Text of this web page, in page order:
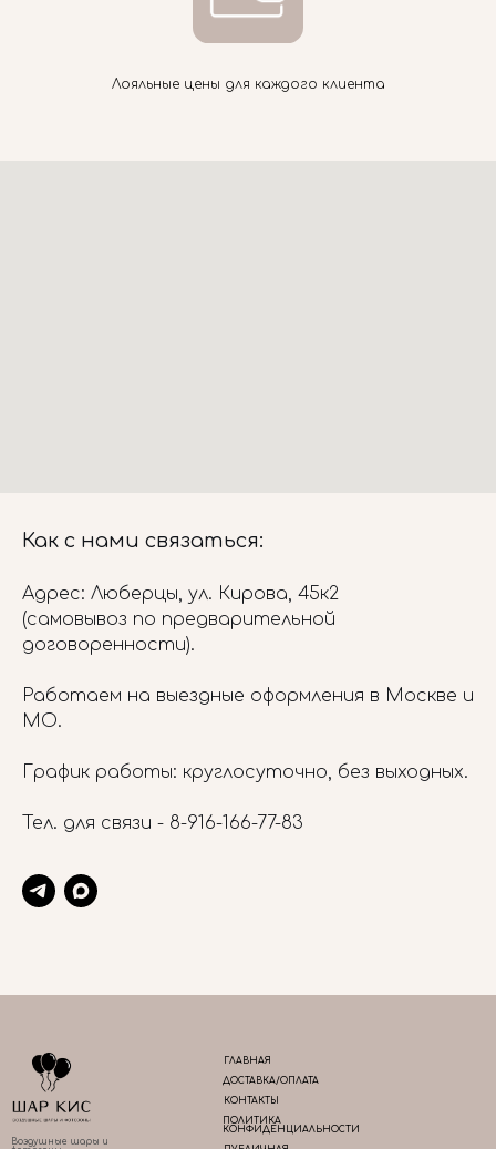
Лояльные цены для каждого клиента
Как с нами связаться:
Адрес: Люберцы, ул. Кирова, 45к2
(самовывоз по предварительной
договоренности).
Работаем на выездные оформления в Москве и
МО.
График работы: круглосуточно, без выходных.
Тел. для связи - 8-916-166-77-83
ГЛАВНАЯ
ДОСТАВКА/ОПЛАТА
КОНТАКТЫ
ПОЛИТИКА
КОНФИДЕНЦИАЛЬНОСТИ
Воздушные шары и